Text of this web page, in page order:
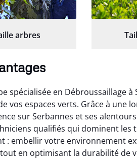
arbres
spécialisée en Débroussaillage
vos espaces verts. Grâce à une
sur Serbannes et ses
qualifiés qui dominent les
: embellir votre environnement
en optimisant la durabilité de